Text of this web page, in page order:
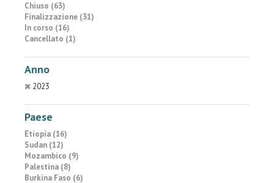
Chiuso (63)
Finalizzazione (31)
In corso (16)
Cancellato (1)
Anno
2023
Paese
Etiopia (16)
Sudan (12)
Mozambico (9)
Palestina (8)
Burkina Faso (6)